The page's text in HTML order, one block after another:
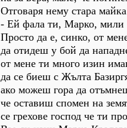
Отговаря нему стара
- Ей фала ти, Марко, мили
Просто да е, синко, от
да отидеш у бой да
от мене ти много изин
да се биеш с Жълта
ако можеш гора да
че оставиш спомен на
се грехове господ че ти